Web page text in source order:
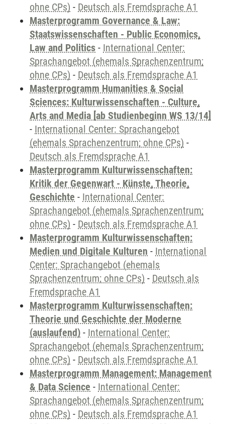
ohne CPs) - Deutsch als Fremdsprache A1
Masterprogramm Governance & Law:
Staatswissenschaften - Public Economics,
Law and Politics - International Center:
Sprachangebot (ehemals Sprachenzentrum;
ohne CPs) - Deutsch als Fremdsprache A1
Masterprogramm Humanities & Social
Sciences: Kulturwissenschaften - Culture,
Arts and Media [ab Studienbeginn WS 13/14]
- International Center: Sprachangebot
(ehemals Sprachenzentrum; ohne CPs) -
Deutsch als Fremdsprache A1
Masterprogramm Kulturwissenschaften:
Kritik der Gegenwart - Künste, Theorie,
Geschichte - International Center:
Sprachangebot (ehemals Sprachenzentrum;
ohne CPs) - Deutsch als Fremdsprache A1
Masterprogramm Kulturwissenschaften:
Medien und Digitale Kulturen - International
Center: Sprachangebot (ehemals
Sprachenzentrum; ohne CPs) - Deutsch als
Fremdsprache A1
Masterprogramm Kulturwissenschaften:
Theorie und Geschichte der Moderne
(auslaufend) - International Center:
Sprachangebot (ehemals Sprachenzentrum;
ohne CPs) - Deutsch als Fremdsprache A1
Masterprogramm Management: Management
& Data Science - International Center:
Sprachangebot (ehemals Sprachenzentrum;
ohne CPs) - Deutsch als Fremdsprache A1